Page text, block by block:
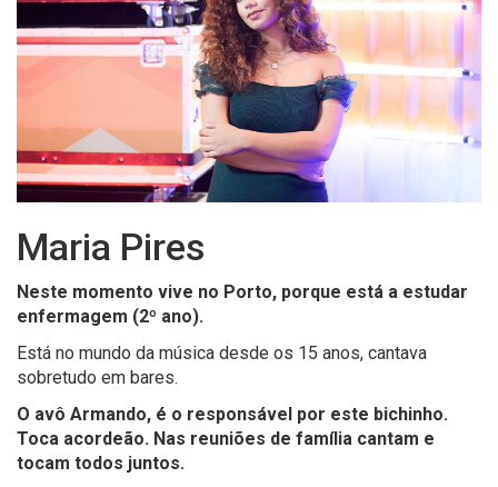
Maria Pires
Neste momento vive no Porto, porque está a estudar
enfermagem (2º ano).
Está no mundo da música desde os 15 anos, cantava
sobretudo em bares.
O avô Armando, é o responsável por este bichinho.
Toca acordeão. Nas reuniões de família cantam e
tocam todos juntos.